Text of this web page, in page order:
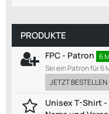
PRODUKTE
FPC - Patron 6
Sei ein Patron für 6
JETZT BESTELLEN
Unisex T-Shirt